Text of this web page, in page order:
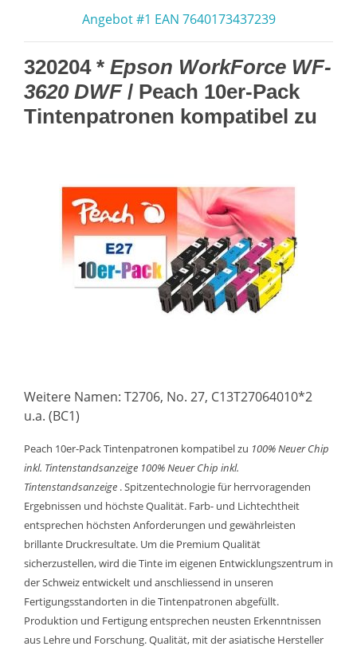
Angebot #1 EAN 7640173437239
320204 * Epson WorkForce WF-
3620 DWF/ Peach 10er-Pack
Tintenpatronen kompatibel zu
Weitere Namen: T2706, No. 27, C13T27064010*2
u.a. (BC1)
Peach 10er-Pack Tintenpatronen kompatibel zu 100% Neuer Chip
inkl. Tintenstandsanzeige 100% Neuer Chip inkl.
Tintenstandsanzeige . Spitzentechnologie für herrvoragenden
Ergebnissen und höchste Qualität. Farb- und Lichtechtheit
entsprechen höchsten Anforderungen und gewährleisten
brillante Druckresultate. Um die Premium Qualität
sicherzustellen, wird die Tinte im eigenen Entwicklungszentrum in
der Schweiz entwickelt und anschliessend in unseren
Fertigungsstandorten in die Tintenpatronen abgefüllt.
Produktion und Fertigung entsprechen neusten Erkenntnissen
aus Lehre und Forschung. Qualität, mit der asiatische Hersteller